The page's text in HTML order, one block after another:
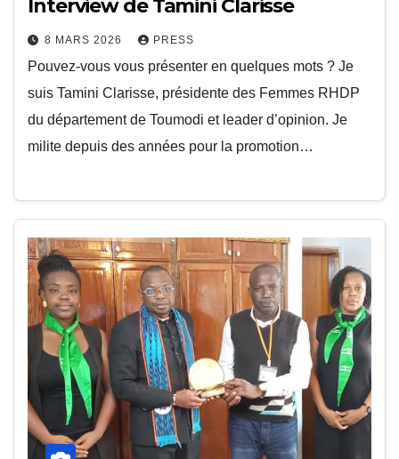
Interview de Tamini Clarisse
8 MARS 2026 PRESS
Pouvez-vous vous présenter en quelques mots ? Je
suis Tamini Clarisse, présidente des Femmes RHDP
du département de Toumodi et leader d’opinion. Je
milite depuis des années pour la promotion…